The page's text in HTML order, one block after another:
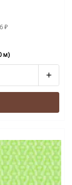
₽
м)
+